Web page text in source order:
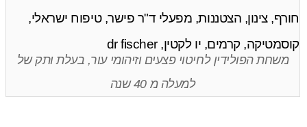
משחת הפולידין לחיטוי פצעים וזיהומי עור, בעלת ותק של
למעלה מ 40 שנה